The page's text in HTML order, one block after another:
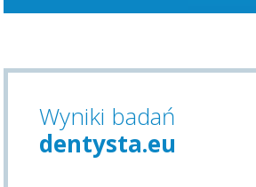
Wyniki badań
dentysta.eu